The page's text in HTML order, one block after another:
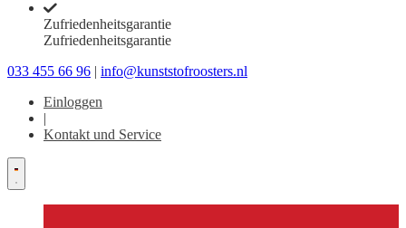
Zufriedenheitsgarantie
Zufriedenheitsgarantie
033 455 66 96 | info@kunststofroosters.nl
Einloggen
|
Kontakt und Service